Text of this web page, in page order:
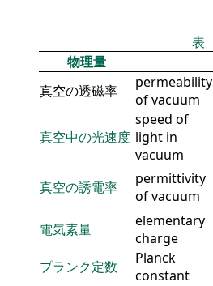
表
物理量
真空の透磁率
permeability
of vacuum
真空中の光速度
speed of
light in
vacuum
真空の誘電率
permittivity
of vacuum
電気素量
elementary
charge
プランク定数
Planck
constant